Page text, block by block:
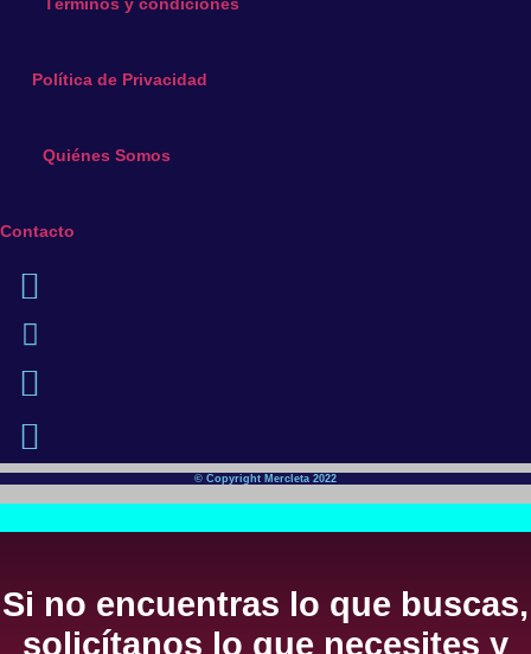
Política de Privacidad
Quiénes Somos
Contacto
© Copyright Mercleta 2022
Si no encuentras lo que buscas,
solicítanos lo que necesites y